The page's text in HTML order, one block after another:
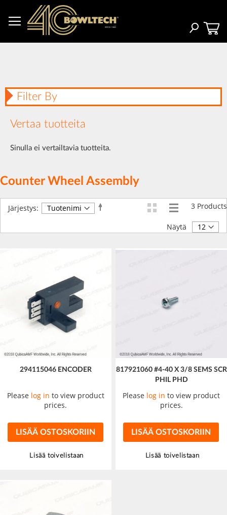
Content
Haku
Counter Wheel Assembly
3 Products
Järjestys:
Aseta
Näytä
294115046 ENCODER
Please log in to view product
prices.
LISÄÄ OSTOSKORIIN
Lisää toivelistaan
817921060 #4-40 X 3/8 SEMS SCR
PHIL PHD
Please log in to view product
prices.
LISÄÄ OSTOSKORIIN
Lisää toivelistaan
Filter By
Vertaa tuotteita
Sinulla ei vertailtavia tuotteita.